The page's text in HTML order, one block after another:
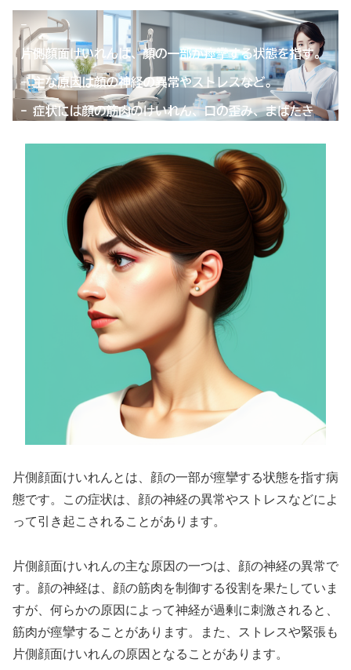
片側顔面けいれんとは、顔の一部が痙攣する状態を指す病
態です。この症状は、顔の神経の異常やストレスなどによ
って引き起こされることがあります。
片側顔面けいれんの主な原因の一つは、顔の神経の異常で
す。顔の神経は、顔の筋肉を制御する役割を果たしていま
すが、何らかの原因によって神経が過剰に刺激されると、
筋肉が痙攣することがあります。また、ストレスや緊張も
片側顔面けいれんの原因となることがあります。